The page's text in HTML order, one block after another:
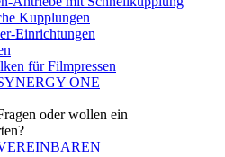
Kupplungen
Einrichtungen
für Filmpressen
ONE
oder wollen ein